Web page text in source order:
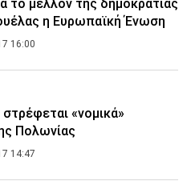
το μέλλον της δημοκρατίας
η Ευρωπαϊκή Ένωση
16:00
στρέφεται «νομικά»
Πολωνίας
14:47